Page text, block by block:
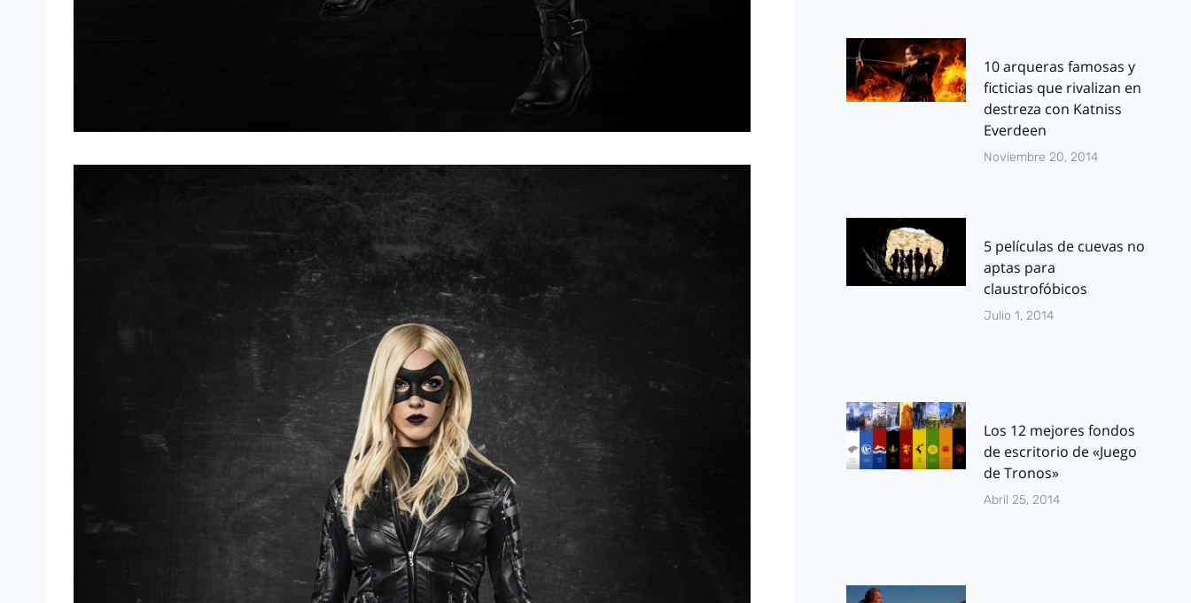
10 arqueras famosas y
ficticias que rivalizan en
destreza con Katniss
Everdeen
Noviembre 20, 2014
5 películas de cuevas no
aptas para
claustrofóbicos
Julio 1, 2014
Los 12 mejores fondos
de escritorio de «Juego
de Tronos»
Abril 25, 2014